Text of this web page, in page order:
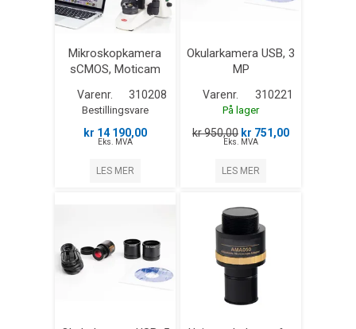
Mikroskopkamera
sCMOS, Moticam
Varenr. 310208
Bestillingsvare
kr 14 190,00
Eks. MVA
LES MER
Okularkamera USB, 3
MP
Varenr. 310221
På lager
kr 950,00 kr 751,00
Eks. MVA
LES MER